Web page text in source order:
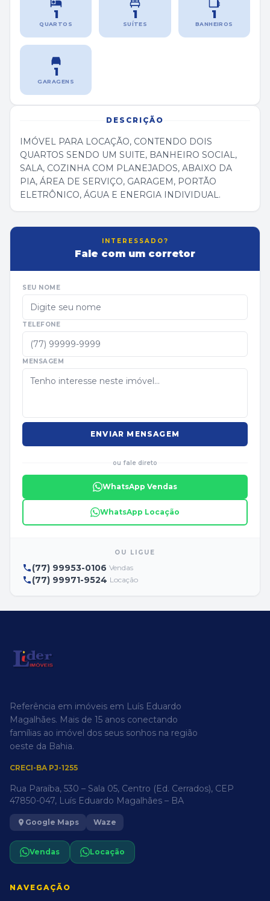
1
QUARTOS
1
SUÍTES
1
BANHEIROS
1
GARAGENS
DESCRIÇÃO
IMÓVEL PARA LOCAÇÃO, CONTENDO DOIS
QUARTOS SENDO UM SUITE, BANHEIRO SOCIAL,
SALA, COZINHA COM PLANEJADOS, ABAIXO DA
PIA, ÁREA DE SERVIÇO, GARAGEM, PORTÃO
ELETRÔNICO, ÁGUA E ENERGIA INDIVIDUAL.
INTERESSADO?
Fale com um corretor
SEU NOME
TELEFONE
MENSAGEM
ENVIAR MENSAGEM
ou fale direto
WhatsApp Vendas
WhatsApp Locação
OU LIGUE
(77) 99953-0106 Vendas
(77) 99971-9524 Locação
Referência em imóveis em Luís Eduardo
Magalhães. Mais de 15 anos conectando
famílias ao imóvel dos seus sonhos na região
oeste da Bahia.
CRECI-BA PJ-1255
Rua Paraíba, 530 – Sala 05, Centro (Ed. Cerrados), CEP
47850-047, Luís Eduardo Magalhães – BA
Google Maps Waze
Vendas Locação
NAVEGAÇÃO